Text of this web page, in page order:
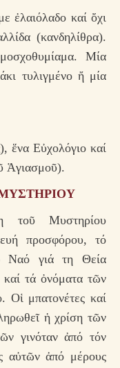
ἐλαιόλαδο καί ὄχι
(κανδηλίθρα).
Μία
τυλιγμένο ἤ μία
ἕνα Εὐχολόγιο καί
Ἁγιασμοῦ).
τοῦ Μυστηρίου
προσφόρου, τό
Ναό γιά τη Θεία
τά ὀνόματα τῶν
Οἱ μπατονέτες καί
ἡ χρίση τῶν
γινόταν ἀπό τόν
αὐτῶν ἀπό μέρους